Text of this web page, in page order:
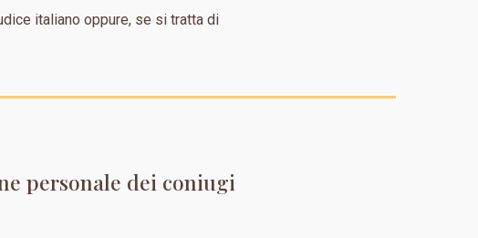
italiano oppure, se si tratta di
personale dei coniugi